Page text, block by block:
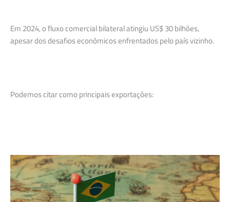
Em 2024, o fluxo comercial bilateral atingiu US$ 30 bilhões,
apesar dos desafios econômicos enfrentados pelo país vizinho.
Podemos citar como principais exportações: